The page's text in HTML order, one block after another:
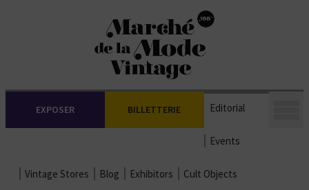
EXPOSER BILLETTERIE Editorial
Events
Vintage Stores Blog Exhibitors Cult Objects